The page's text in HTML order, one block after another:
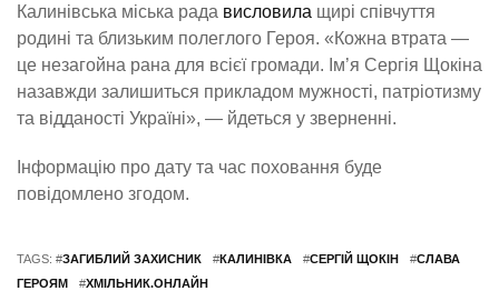
Калинівська міська рада висловила щирі співчуття
родині та близьким полеглого Героя. «Кожна втрата —
це незагойна рана для всієї громади. Ім’я Сергія Щокіна
назавжди залишиться прикладом мужності, патріотизму
та відданості Україні», — йдеться у зверненні.
Інформацію про дату та час поховання буде
повідомлено згодом.
TAGS: #ЗАГИБЛИЙ ЗАХИСНИК #КАЛИНІВКА #СЕРГІЙ ЩОКІН #СЛАВА
ГЕРОЯМ
#ХМІЛЬНИК.ОНЛАЙН